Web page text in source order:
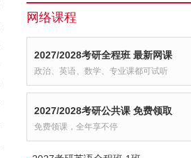
网络课程
2027/2028考研全程班 最新网课
政治、英语、数学、专业课都可试听
2027/2028考研公共课 免费领取
免费领课，全年享不停